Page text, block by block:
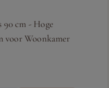
90 cm - Hoge
voor Woonkamer